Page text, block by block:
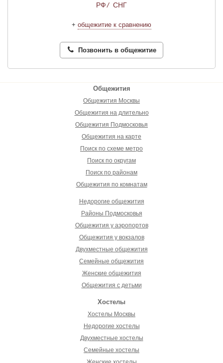
РФ/ СНГ
+ общежитие к сравнению
Позвонить в общежитие
Общежития
Общежития Москвы
Общежития на длительно
Общежития Подмосковья
Общежития на карте
Поиск по схеме метро
Поиск по округам
Поиск по районам
Общежития по комнатам
Недорогие общежития
Районы Подмосковья
Общежития у аэропортов
Общежития у вокзалов
Двухместные общежития
Семейные общежития
Женские общежития
Общежития с детьми
Хостелы
Хостелы Москвы
Недорогие хостелы
Двухместные хостелы
Семейные хостелы